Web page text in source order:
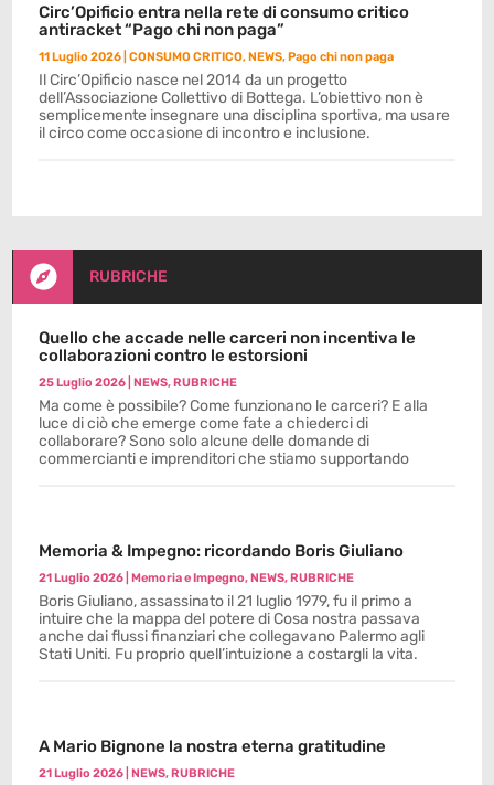
Circ’Opificio entra nella rete di consumo critico
antiracket “Pago chi non paga”
11 Luglio 2026 |CONSUMO CRITICO,NEWS,Pago chi non paga
Il Circ’Opificio nasce nel 2014 da un progetto
dell’Associazione Collettivo di Bottega. L’obiettivo non è
semplicemente insegnare una disciplina sportiva, ma usare
il circo come occasione di incontro e inclusione.
 RUBRICHE
Quello che accade nelle carceri non incentiva le
collaborazioni contro le estorsioni
25 Luglio 2026 |NEWS,RUBRICHE
Ma come è possibile? Come funzionano le carceri? E alla
luce di ciò che emerge come fate a chiederci di
collaborare? Sono solo alcune delle domande di
commercianti e imprenditori che stiamo supportando
Memoria & Impegno: ricordando Boris Giuliano
21 Luglio 2026 |Memoria e Impegno,NEWS,RUBRICHE
Boris Giuliano, assassinato il 21 luglio 1979, fu il primo a
intuire che la mappa del potere di Cosa nostra passava
anche dai flussi finanziari che collegavano Palermo agli
Stati Uniti. Fu proprio quell’intuizione a costargli la vita.
A Mario Bignone la nostra eterna gratitudine
21 Luglio 2026 |NEWS,RUBRICHE